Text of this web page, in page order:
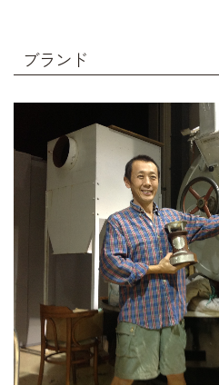
ブランド